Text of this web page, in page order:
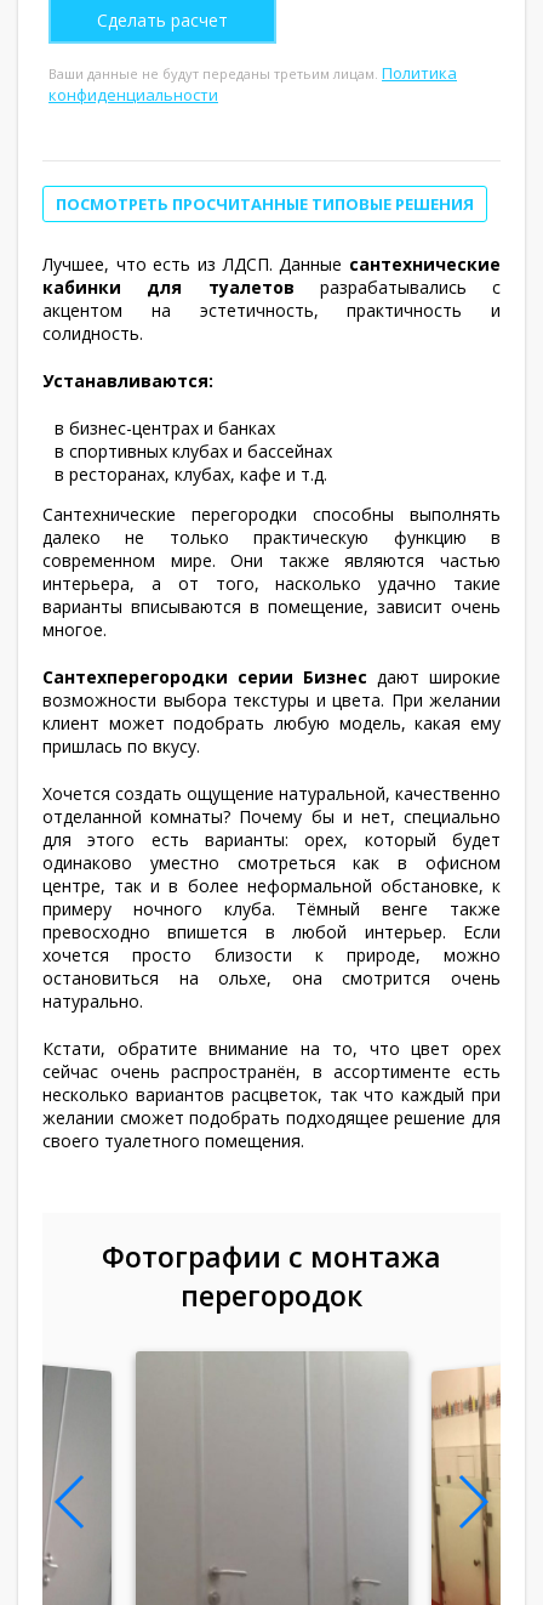
Ваши данные не будут переданы третьим лицам. Политика
конфиденциальности
ПОСМОТРЕТЬ ПРОСЧИТАННЫЕ ТИПОВЫЕ РЕШЕНИЯ
Лучшее, что есть из ЛДСП. Данные сантехнические
кабинки для туалетов разрабатывались с
акцентом на эстетичность, практичность и
солидность.
Устанавливаются:
в бизнес-центрах и банках
в спортивных клубах и бассейнах
в ресторанах, клубах, кафе и т.д.
Сантехнические перегородки способны выполнять
далеко не только практическую функцию в
современном мире. Они также являются частью
интерьера, а от того, насколько удачно такие
варианты вписываются в помещение, зависит очень
многое.
Сантехперегородки серии Бизнес дают широкие
возможности выбора текстуры и цвета. При желании
клиент может подобрать любую модель, какая ему
пришлась по вкусу.
Хочется создать ощущение натуральной, качественно
отделанной комнаты? Почему бы и нет, специально
для этого есть варианты: орех, который будет
одинаково уместно смотреться как в офисном
центре, так и в более неформальной обстановке, к
примеру ночного клуба. Тёмный венге также
превосходно впишется в любой интерьер. Если
хочется просто близости к природе, можно
остановиться на ольхе, она смотрится очень
натурально.
Кстати, обратите внимание на то, что цвет орех
сейчас очень распространён, в ассортименте есть
несколько вариантов расцветок, так что каждый при
желании сможет подобрать подходящее решение для
своего туалетного помещения.
Фотографии с монтажа
перегородок